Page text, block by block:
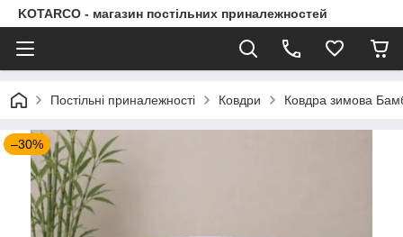
KOTARCO - магазин постільних приналежностей
Постільні приналежності Ковдри Ковдра зимова
–30%